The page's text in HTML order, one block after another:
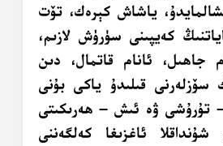
ياشاش كېرەك، تۆت
كەيپىنى سۈرۈش لازىم،
جاھىل، ئانام قاتمال، دىن
سۆزلەرنى قىلىدۇ ياكى بۇنى
– تۇرۇشى ۋە ئىش – ھەرىكىتى
شۇنداقلا ئاغزىغا كەلگەننى